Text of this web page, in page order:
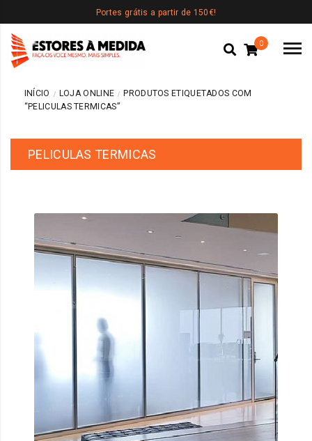
Portes grátis a partir de 150€!
0
INÍCIO LOJA ONLINE
PRODUTOS ETIQUETADOS COM
“PELICULAS TERMICAS”
PELICULAS TERMICAS